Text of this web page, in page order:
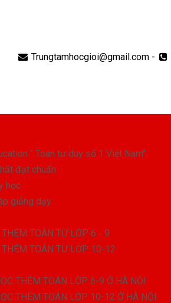
Trungtamhocgioi@gmail.com-
" Toán tư duy số 1 Việt Nam"
đạt chuẩn
học
giảng dạy
THÊM TOÁN TỪ LỚP 6 - 9
THÊM TOÁN TỪ LỚP 10-12
THÊM TOÁN LỚP 6-9 Ở HÀ NỘI
THÊM TOÁN LỚP 10-12 Ở HÀ NỘI